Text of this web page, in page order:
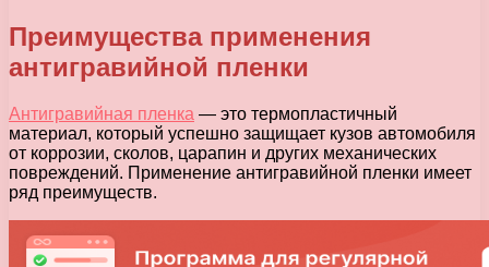
Преимущества применения
антигравийной пленки
Антигравийная пленка — это термопластичный
материал, который успешно защищает кузов автомобиля
от коррозии, сколов, царапин и других механических
повреждений. Применение антигравийной пленки имеет
ряд преимуществ.